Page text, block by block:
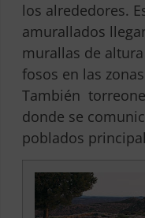
los alrededores.
amurallados
murallas de
fosos en las
También
donde se
poblados